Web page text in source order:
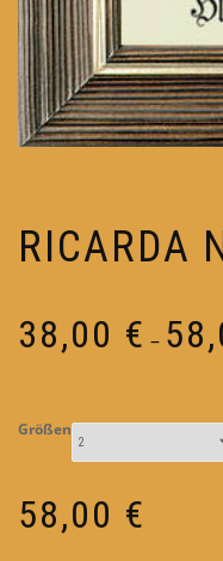
RICARDA
38,00 € –
Größen
58,00 €